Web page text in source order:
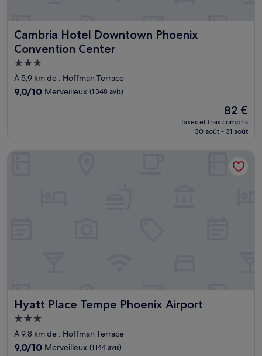
Cambria Hotel Downtown Phoenix
Convention Center
Cambria Hotel Downtown Phoenix Convention Center
Hébergement
3.0 étoiles
À 5,9 km de : Hoffman Terrace
9.0
9,0/10 Merveilleux (1 348 avis)
Le
nouveau
prix
de
82 €
82 €
taxes et frais compris
30 août - 31 août
Hyatt Place Tempe Phoenix Airport
Hyatt Place Tempe Phoenix Airport
Hébergement
3.0 étoiles
À 9,8 km de : Hoffman Terrace
9.0
9,0/10 Merveilleux (1 144 avis)